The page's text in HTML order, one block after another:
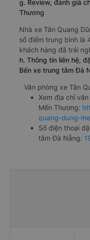
g. Review, đánh giá
Thương
Nhà xe Tân Quang
số điểm trung bình là
khách hàng đã trải
h. Thông tin liên hệ,
Bến xe trung tâm Đà
Văn phòng xe Tân
Xem địa chỉ
Mến Thương:
quang-dung-
Số điện thoại
tâm Đà Nẵng: